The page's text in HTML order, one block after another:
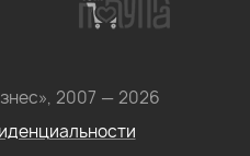
2007 — 2026